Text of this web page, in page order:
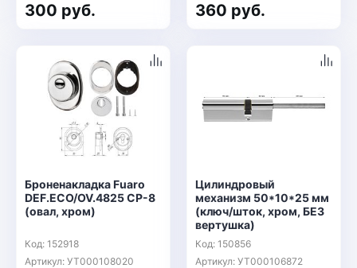
300 руб. 360 руб.
Броненакладка Fuaro
DEF.ECO/OV.4825 CP-8
(овал, хром)
Код: 152918
Артикул: УТ000108020
Цилиндровый
механизм 50*10*25 мм
(ключ/шток, хром, БЕЗ
вертушка)
Код: 150856
Артикул: УТ000106872